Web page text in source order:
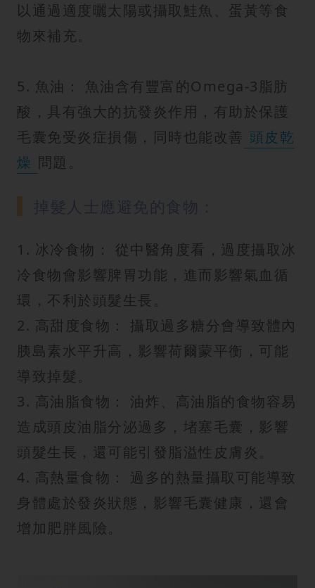
以通過適度曬太陽或攝取鮭魚、蛋黃等食
物來補充。
5. 魚油： 魚油含有豐富的Omega-3脂肪
酸，具有強大的抗發炎作用，有助於保護
毛囊免受炎症損傷，同時也能改善 頭皮乾
燥 問題。
1. 冰冷食物： 從中醫角度看，過度攝取冰
冷食物會影響脾胃功能，進而影響氣血循
環，不利於頭髮生長。
2. 高甜度食物： 攝取過多糖分會導致體內
胰島素水平升高，影響荷爾蒙平衡，可能
導致掉髮。
3. 高油脂食物： 油炸、高油脂的食物容易
造成頭皮油脂分泌過多，堵塞毛囊，影響
頭髮生長，還可能引發脂溢性皮膚炎。
4. 高熱量食物： 過多的熱量攝取可能導致
身體處於發炎狀態，影響毛囊健康，還會
增加肥胖風險。